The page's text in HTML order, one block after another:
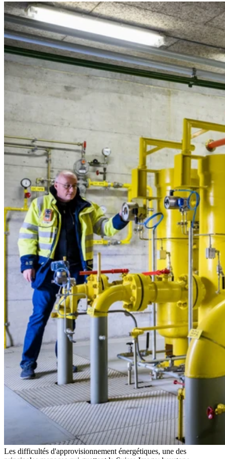
Les difficultés d'approvisionnement énergétiques, une des